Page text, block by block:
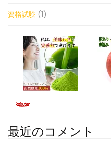
資格試験 (1)
最近のコメント